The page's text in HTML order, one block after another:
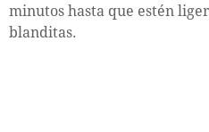
minutos hasta que estén
blanditas.